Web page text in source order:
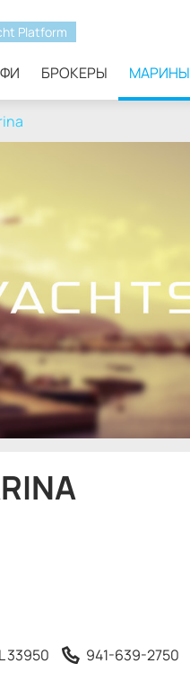
Platform
БРОКЕРЫ МАРИНЫ
33950 941-639-2750